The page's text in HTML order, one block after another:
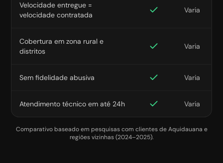
Velocidade entregue =
velocidade contratada
Varia
Cobertura em zona rural e
distritos
Varia
Sem fidelidade abusiva Varia
Atendimento técnico em até 24h Varia
Comparativo baseado em pesquisas com clientes deAquidauana e
regiões vizinhas (2024–2025).